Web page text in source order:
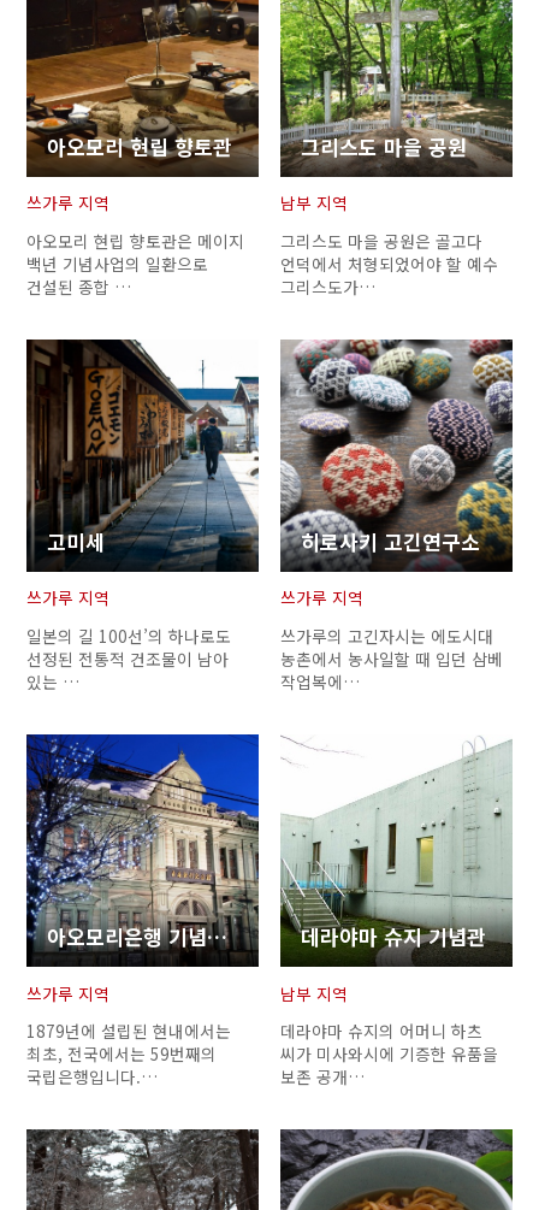
아오모리 현립 향토관
쓰가루 지역
아오모리 현립 향토관은 메이지
백년 기념사업의 일환으로
건설된 종합 …
그리스도 마을 공원
남부 지역
그리스도 마을 공원은 골고다
언덕에서 처형되었어야 할 예수
그리스도가…
고미세
쓰가루 지역
일본의 길 100선’의 하나로도
선정된 전통적 건조물이 남아
있는 …
히로사키 고긴연구소
쓰가루 지역
쓰가루의 고긴자시는 에도시대
농촌에서 농사일할 때 입던 삼베
작업복에…
아오모리은행 기념관(구 다이고주쿠은행 본점)
쓰가루 지역
1879년에 설립된 현내에서는
최초, 전국에서는 59번째의
국립은행입니다.…
데라야마 슈지 기념관
남부 지역
데라야마 슈지의 어머니 하츠
씨가 미사와시에 기증한 유품을
보존 공개…